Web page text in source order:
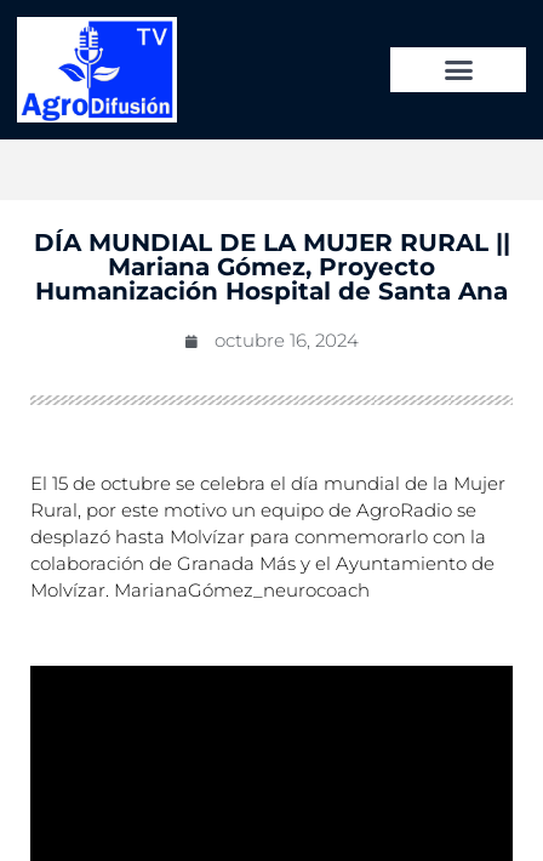
DÍA MUNDIAL DE LA MUJER RURAL ||
Mariana Gómez, Proyecto
Humanización Hospital de Santa Ana
octubre 16, 2024
El 15 de octubre se celebra el día mundial de la Mujer
Rural, por este motivo un equipo de AgroRadio se
desplazó hasta Molvízar para conmemorarlo con la
colaboración de Granada Más y el Ayuntamiento de
Molvízar. MarianaGómez_neurocoach